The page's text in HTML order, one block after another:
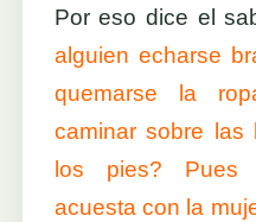
Por eso dice el
alguien echarse
quemarse la
caminar sobre las
los pies? Pues
acuesta con la